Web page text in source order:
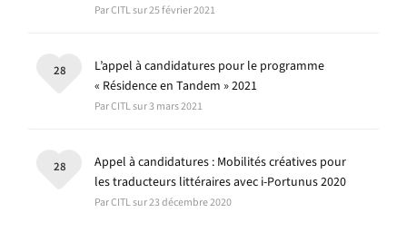
Par CITL sur 25 février 2021
L’appel à candidatures pour le programme
« Résidence en Tandem » 2021
Par CITL sur 3 mars 2021
28
Appel à candidatures : Mobilités créatives pour
les traducteurs littéraires avec i-Portunus 2020
Par CITL sur 23 décembre 2020
28